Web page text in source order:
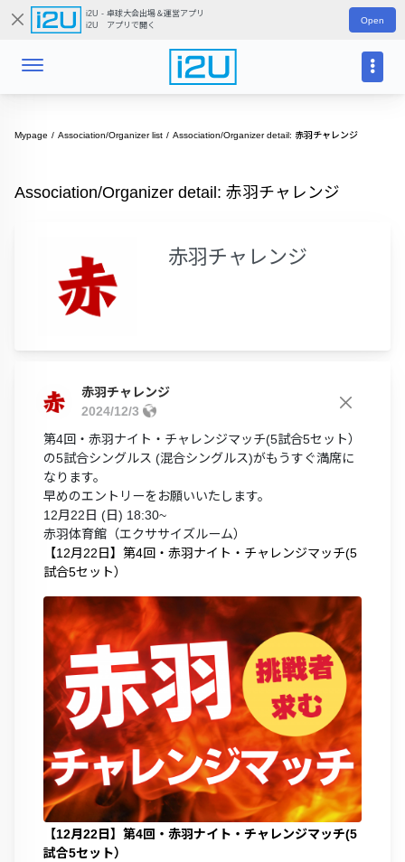
i2U - 卓球大会出場＆運営アプリ
i2U アプリで開く
Open
Mypage Association/Organizer list Association/Organizer detail: 赤羽チャレンジ
Association/Organizer detail: 赤羽チャレンジ
赤羽チャレンジ
赤羽チャレンジ
2024/12/3
第4回・赤羽ナイト・チャレンジマッチ(5試合5セット）
の5試合シングルス (混合シングルス)がもうすぐ満席に
なります。
早めのエントリーをお願いいたします。
12月22日 (日) 18:30~
赤羽体育館（エクササイズルーム）
【12月22日】第4回・赤羽ナイト・チャレンジマッチ(5
試合5セット）
【12月22日】第4回・赤羽ナイト・チャレンジマッチ(5
試合5セット）